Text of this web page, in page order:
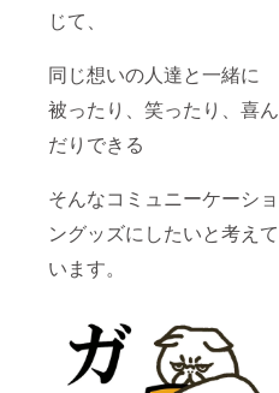
じて、
同じ想いの人達と一緒に
被ったり、笑ったり、喜ん
だりできる
そんなコミュニーケーショ
ングッズにしたいと考えて
います。